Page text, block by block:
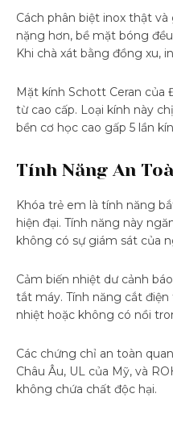
Cách phân biệt inox thật
nặng hơn, bề mặt bóng
Khi chà xát bằng đồng xu,
Mặt kính Schott Ceran
từ cao cấp. Loại kính này
bền cơ học cao gấp 5 lần
Tính Năng An
Khóa trẻ em là tính năng
hiện đại. Tính năng này
không có sự giám sát của
Cảm biến nhiệt dư cảnh
tắt máy. Tính năng cắt
nhiệt hoặc không có nồi
Các chứng chỉ an toàn
Châu Âu, UL của Mỹ, và
không chứa chất độc hại.